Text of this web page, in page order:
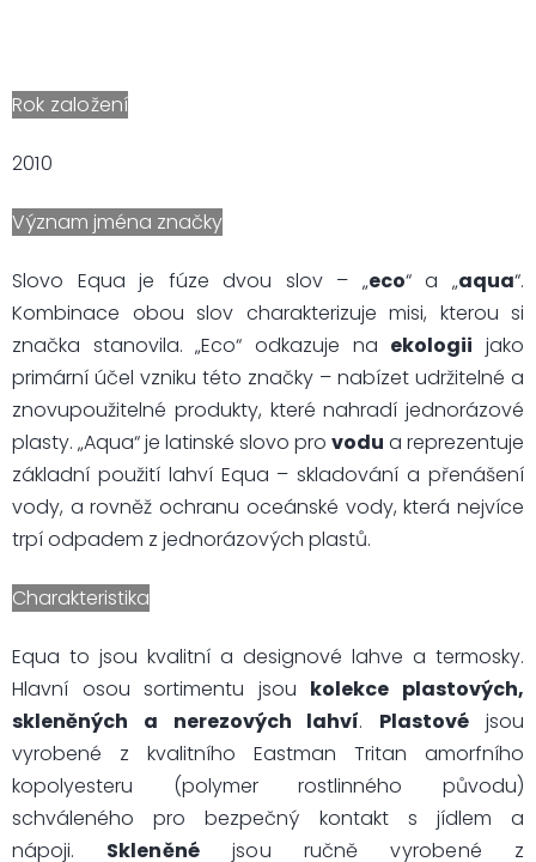
Rok založení
2010
Význam jména značky
Slovo Equa je fúze dvou slov – „eco“ a „aqua“.
Kombinace obou slov charakterizuje misi, kterou si
značka stanovila. „Eco“ odkazuje na ekologii jako
primární účel vzniku této značky – nabízet udržitelné a
znovupoužitelné produkty, které nahradí jednorázové
plasty. „Aqua“ je latinské slovo pro vodu a reprezentuje
základní použití lahví Equa – skladování a přenášení
vody, a rovněž ochranu oceánské vody, která nejvíce
trpí odpadem z jednorázových plastů.
Charakteristika
Equa to jsou kvalitní a designové lahve a termosky.
Hlavní osou sortimentu jsou kolekce plastových,
skleněných a nerezových lahví. Plastové jsou
vyrobené z kvalitního Eastman Tritan amorfního
kopolyesteru (polymer rostlinného původu)
schváleného pro bezpečný kontakt s jídlem a
nápoji. Skleněné jsou ručně vyrobené z